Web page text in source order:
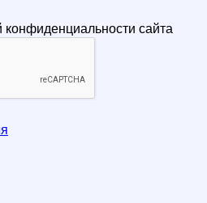
конфиденциальности сайта